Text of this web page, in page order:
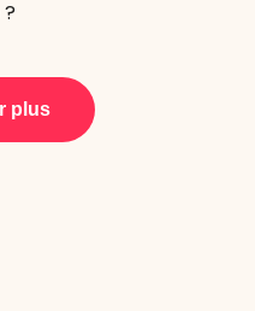
plus